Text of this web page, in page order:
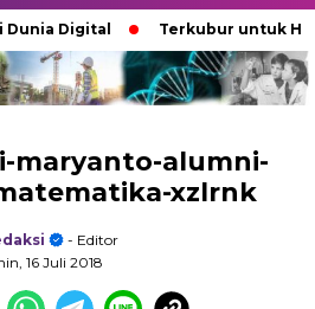
Digital Terkubur untuk
maryanto-alumni-
xzlrnk
- Editor
16 Juli 2018